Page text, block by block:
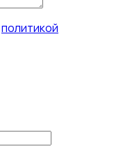
политикой